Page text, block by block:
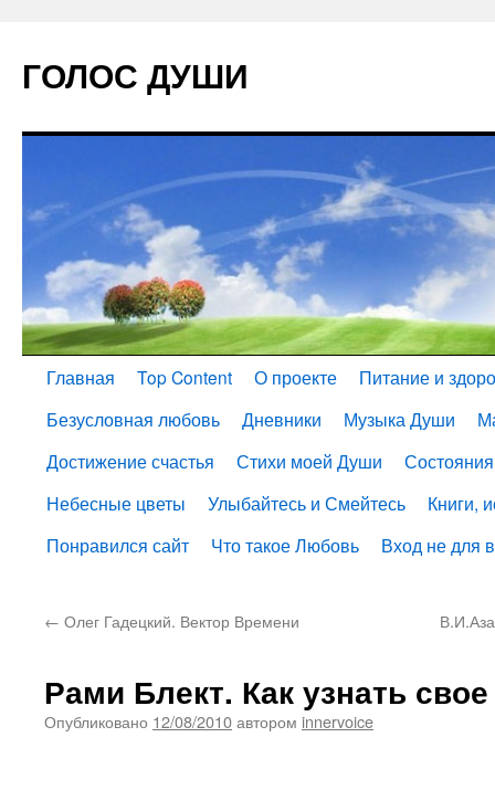
ГОЛОС ДУШИ
Главная Top Content О проекте
Питание и
Безусловная любовь
Дневники Музыка Души
Достижение счастья
Стихи моей Души
Небесные цветы
Улыбайтесь и Смейтесь
Книги,
Понравился сайт
Что такое Любовь Вход не для
← Олег Гадецкий. Вектор Времени
Рами Блект. Как узнать
Опубликовано 12/08/2010автором innervoice